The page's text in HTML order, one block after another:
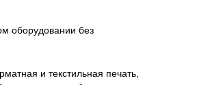
оборудовании без
и текстильная печать,